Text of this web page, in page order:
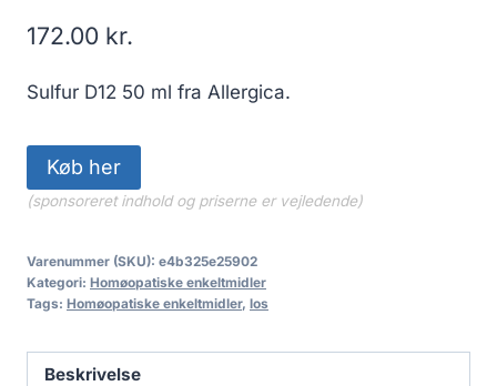
172.00 kr.
Sulfur D12 50 ml fra Allergica.
Køb her
(sponsoreret indhold og priserne er vejledende)
Varenummer (SKU): e4b325e25902
Kategori: Homøopatiske enkeltmidler
Tags: Homøopatiske enkeltmidler, los
Beskrivelse